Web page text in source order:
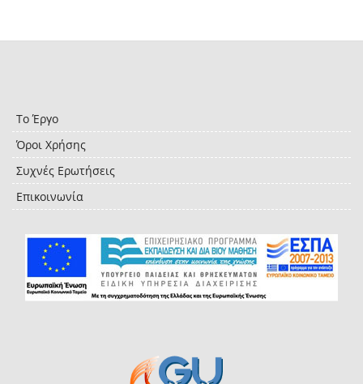
Το Έργο
Όροι Χρήσης
Συχνές Ερωτήσεις
Επικοινωνία